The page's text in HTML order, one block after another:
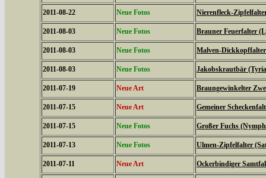
2011-08-22 Neue Fotos Nierenfleck-
2011-08-03 Neue Fotos Brauner Feuerfalter
2011-08-03 Neue Fotos Malven-
2011-08-03 Neue Fotos Jakobskrautbär (Tyria
2011-07-19 Neue Art Braungewinkelter
2011-07-15 Neue Art Gemeiner
2011-07-15 Neue Fotos Großer Fuchs
2011-07-13 Neue Fotos Ulmen-Zipfelfalter
2011-07-11 Neue Art Ockerbindiger